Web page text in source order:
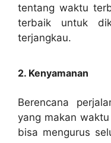
tentang waktu
terbaik untuk
terjangkau.
2. Kenyamanan
Berencana
yang makan
bisa mengurus